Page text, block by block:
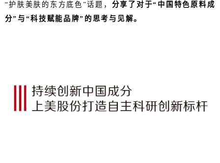
“护肤美肤的东方底色”话题， 分享了对于“中国特色原料成
分”与“科技赋能品牌”的思考与见解。